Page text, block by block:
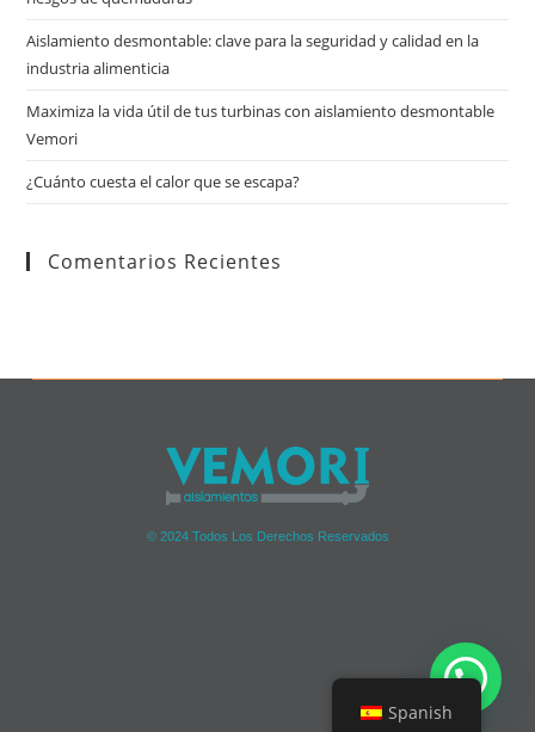
Aislamiento desmontable: clave para la seguridad y calidad en la
industria alimenticia
Maximiza la vida útil de tus turbinas con aislamiento desmontable
Vemori
¿Cuánto cuesta el calor que se escapa?
Comentarios Recientes
© 2024 Todos Los Derechos Reservados
Spanish